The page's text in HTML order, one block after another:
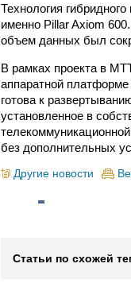
Технология
именно Pillar Axiom
объем данных был
В рамках проекта в
аппаратной
готова к
установленное в
без дополнительных
Другие новости
Статьи по схожей